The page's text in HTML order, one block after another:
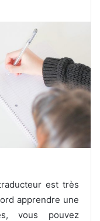
est très
apprendre une
vous pouvez